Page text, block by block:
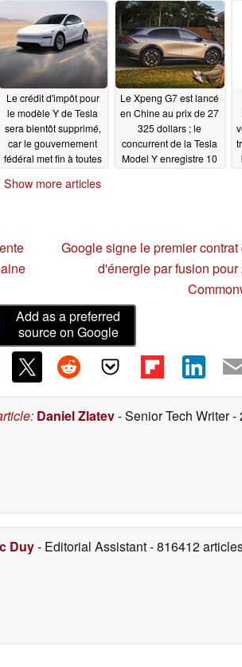
Le crédit d'impôt pour
le modèle Y de Tesla
sera bientôt supprimé,
car le gouvernement
fédéral met fin à toutes
faveur des VE07/04/2025
Le Xpeng G7 est lancé
en Chine au prix de 27
325 dollars ; le
concurrent de la Tesla
Model Y enregistre 10
Show more articles
Google signe le premier
d'énergie par fusion
Add as a preferred
source on Google
: Daniel Zlatev- Senior Tech Writer-
Duy- Editorial Assistant- 816412